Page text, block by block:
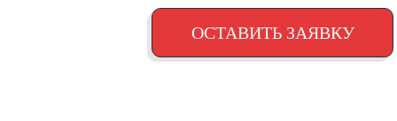
ОСТАВИТЬ ЗАЯВКУ